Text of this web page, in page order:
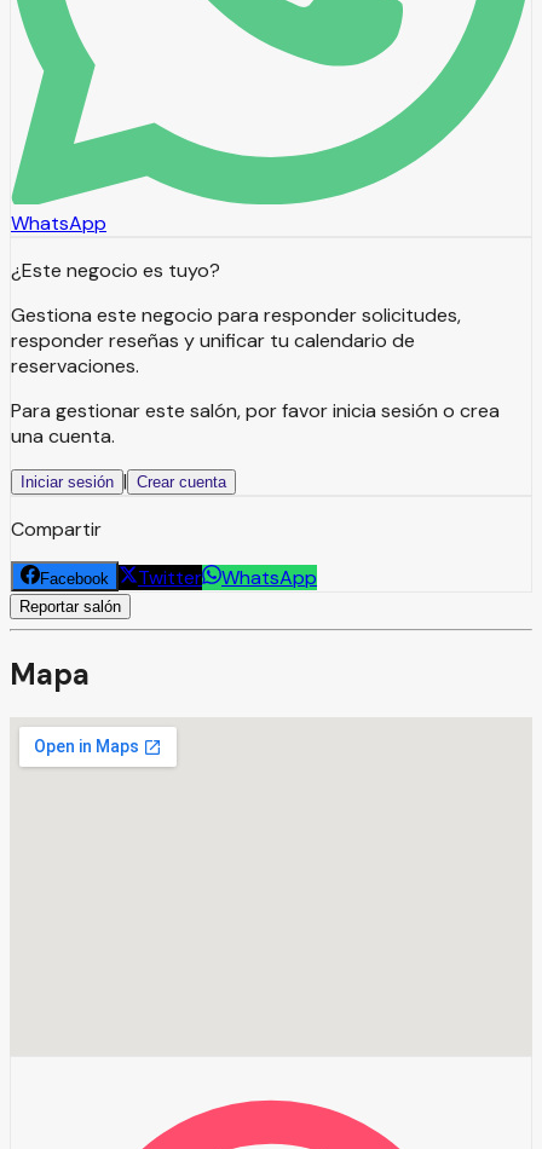
WhatsApp
¿Este negocio es tuyo?
Gestiona este negocio para responder solicitudes,
responder reseñas y unificar tu calendario de
reservaciones.
Para gestionar este salón, por favor inicia sesión o crea
una cuenta.
Iniciar sesión | Crear cuenta
Compartir
Facebook Twitter WhatsApp
Reportar salón
Mapa